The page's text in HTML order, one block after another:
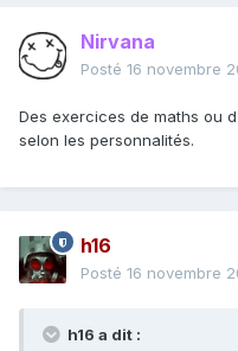
Nirvana
Posté 16 novembre
Des exercices de maths ou
selon les personnalités.
h16
Posté 16 novembre
h16 a dit :